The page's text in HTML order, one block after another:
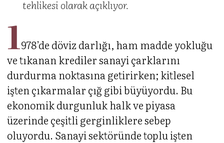
tehlikesi olarak açıklıyor.
1978’de döviz darlığı, ham madde yokluğu
ve tıkanan krediler sanayi çarklarını
durdurma noktasına getirirken; kitlesel
işten çıkarmalar çığ gibi büyüyordu. Bu
ekonomik durgunluk halk ve piyasa
üzerinde çeşitli gerginliklere sebep
oluyordu. Sanayi sektöründe toplu işten